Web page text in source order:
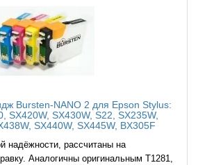
Bursten-NANO 2 для Epson Stylus:
SX420W, SX430W, S22, SX235W,
SX440W, SX445W, BX305F
надёжности, рассчитаны на
Аналогичны оригинальным T1281,